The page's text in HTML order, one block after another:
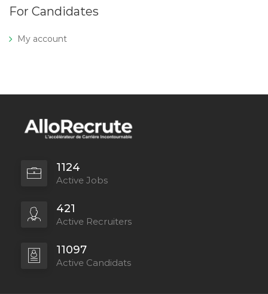
For Candidates
My account
1124
Active Jobs
421
Active Recruiters
11097
Active Candidats